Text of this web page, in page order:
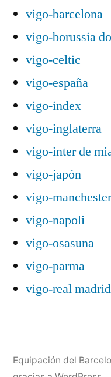
vigo-barcelona
vigo-borussia
vigo-celtic
vigo-españa
vigo-index
vigo-inglaterra
vigo-inter de
vigo-japón
vigo-
vigo-napoli
vigo-osasuna
vigo-parma
vigo-real madrid
Equipación del